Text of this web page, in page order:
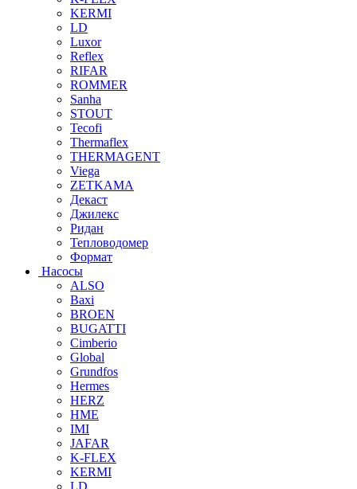
KERMI
LD
Luxor
Reflex
RIFAR
ROMMER
Sanha
STOUT
Tecofi
Thermaflex
THERMAGENT
Viega
ZETKAMA
Декаст
Джилекс
Ридан
Тепловодомер
Формат
Насосы
ALSO
Baxi
BROEN
BUGATTI
Cimberio
Global
Grundfos
Hermes
HERZ
HME
IMI
JAFAR
K-FLEX
KERMI
LD